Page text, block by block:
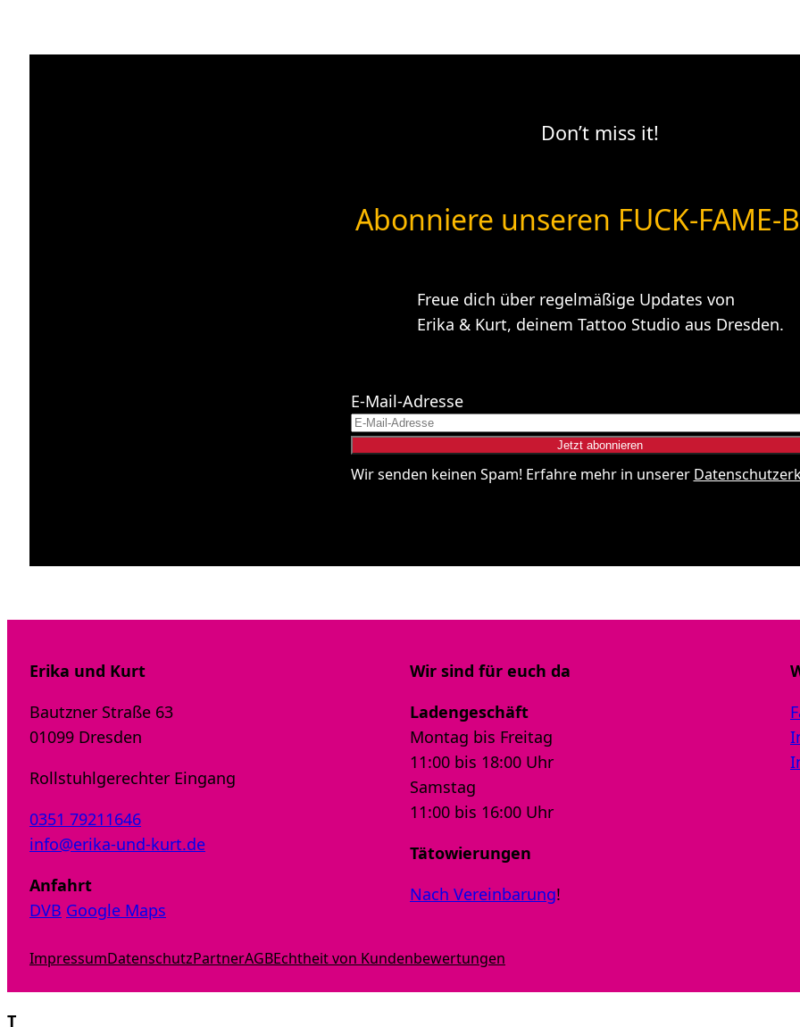
Don’t miss it!
Abonniere unseren FUCK-FAME-
Freue dich über regelmäßige Updates von
Erika & Kurt, deinem Tattoo Studio aus Dresden.
E-Mail-Adresse
Wir senden keinen Spam! Erfahre mehr in unserer
Erika und Kurt
Bautzner Straße 63
01099 Dresden
Rollstuhlgerechter Eingang
0351 79211646
info@erika-und-kurt.de
Anfahrt
DVB Google Maps
Wir sind für euch da
Ladengeschäft
Montag bis Freitag
11:00 bis 18:00 Uhr
Samstag
11:00 bis 16:00 Uhr
Tätowierungen
Nach Vereinbarung!
ImpressumDatenschutzPartnerAGBEchtheit von Kundenbewertungen
T